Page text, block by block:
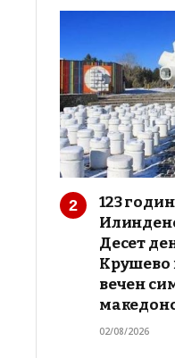
123
Десет
Крушево
вечен
02/08/2026